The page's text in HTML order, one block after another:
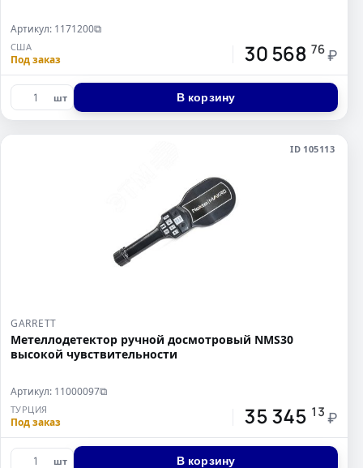
Артикул: 1171200⧉
США
Под заказ 30 568 76 ₽
шт В корзину
ID 105113
GARRETT
Метеллодетектор ручной досмотровый NMS30
высокой чувствительности
Артикул: 11000097⧉
ТУРЦИЯ
Под заказ 35 345 13 ₽
шт В корзину